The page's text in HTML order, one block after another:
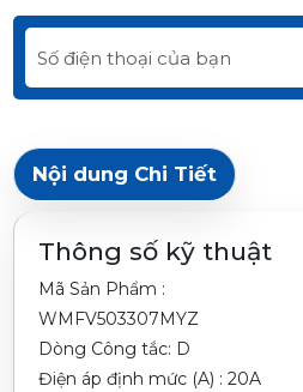
Nội dung Chi Tiết
Thông số kỹ thuật
Mã Sản Phẩm :
WMFV503307MYZ
Dòng Công tắc: D
Điện áp định mức (A) : 20A